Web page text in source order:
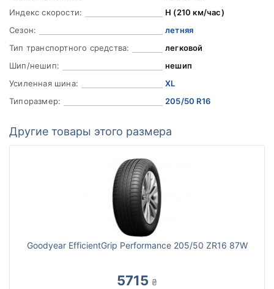
Индекс скорости:
H (210 км/час)
Сезон:
летняя
Тип транспортного средства:
легковой
Шип/нешип:
нешип
Усиленная шина:
XL
Типоразмер:
205/50 R16
Другие товары этого размера
Goodyear EfficientGrip Performance 205/50 ZR16 87W
5715 ₴